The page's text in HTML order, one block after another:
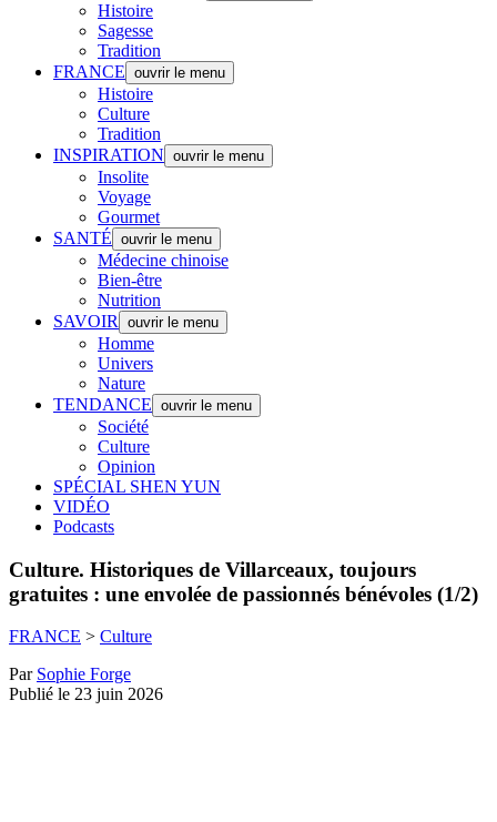
Histoire
Sagesse
Tradition
FRANCE ouvrir le menu
Histoire
Culture
Tradition
INSPIRATION ouvrir le menu
Insolite
Voyage
Gourmet
SANTÉ ouvrir le menu
Médecine chinoise
Bien-être
Nutrition
SAVOIR
ouvrir le menu
Homme
Univers
Nature
TENDANCE ouvrir le menu
Société
Culture
Opinion
SPÉCIAL SHEN YUN
VIDÉO
Podcasts
Culture. Historiques de Villarceaux, toujours
gratuites : une envolée de passionnés bénévoles (1/2)
FRANCE > Culture
Par Sophie Forge
Publié le 23 juin 2026